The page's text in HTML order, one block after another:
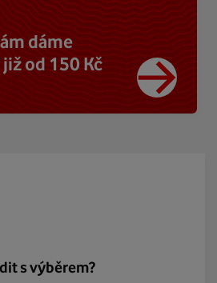
dáme
od 150 Kč
s výběrem?